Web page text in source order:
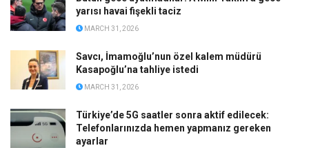
yarısı havai fişekli taciz
MARCH 31, 2026
Savcı, İmamoğlu’nun özel kalem müdürü
Kasapoğlu’na tahliye istedi
MARCH 31, 2026
Türkiye’de 5G saatler sonra aktif edilecek:
Telefonlarınızda hemen yapmanız gereken
ayarlar